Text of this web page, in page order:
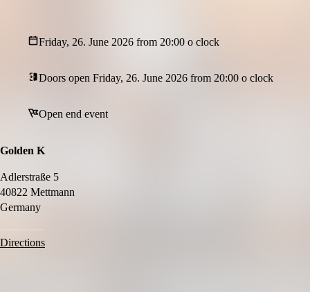
🔞 Einlass ab 16 Jahren (mit gültigem Muttizettel)
Wochenende des Jahres! 🎡🔥🍻
#Kirmes2026 #KirmesParty #AfterShowParty #GoldenK
#FeiernInNRW #DosMas #Fassbier #Sommer2026 #EventNRW
Friday, 26. June 2026 from 20:00 o clock
Doors open Friday, 26. June 2026 from 20:00 o clock
Open end event
Golden K
Adlerstraße 5
40822 Mettmann
Germany
Directions